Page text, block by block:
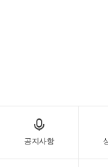
공지사항